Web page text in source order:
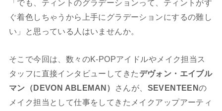
「でも、ティントのグラデーションって、ティントがす
ぐ着色しちゃうから上手にグラデーションにするの難し
い」と思っている人はいませんか。
そこで今回は、数々のK-POPアイドルやメイク担当ス
タッフに直接インタビューしてきた デヴォン・エイブル
マン（DEVON ABLEMAN）
さんが、 SEVENTEENの
メイク担当として仕事をしてきたメイクアップアーティ